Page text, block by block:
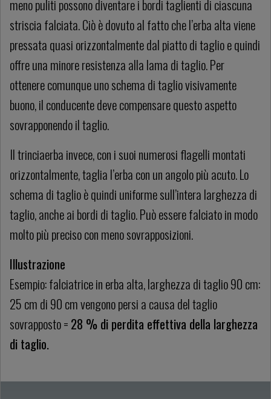
meno puliti possono diventare i bordi taglienti di ciascuna
striscia falciata. Ciò è dovuto al fatto che l’erba alta viene
pressata quasi orizzontalmente dal piatto di taglio e quindi
offre una minore resistenza alla lama di taglio. Per
ottenere comunque uno schema di taglio visivamente
buono, il conducente deve compensare questo aspetto
sovrapponendo il taglio.
Il trinciaerba invece, con i suoi numerosi flagelli montati
orizzontalmente, taglia l’erba con un angolo più acuto. Lo
schema di taglio è quindi uniforme sull’intera larghezza di
taglio, anche ai bordi di taglio. Può essere falciato in modo
molto più preciso con meno sovrapposizioni.
Illustrazione
Esempio: falciatrice in erba alta, larghezza di taglio 90 cm:
25 cm di 90 cm vengono persi a causa del taglio
sovrapposto =28 % di perdita effettiva della larghezza
di taglio.